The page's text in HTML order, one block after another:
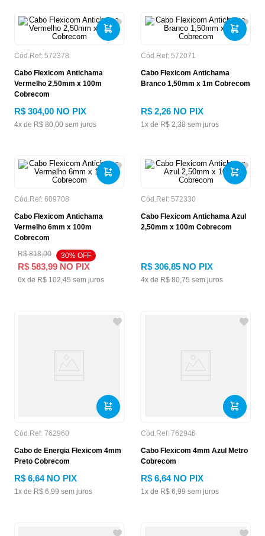
Cód.Ref: 572378
Cabo Flexicom Antichama
Vermelho 2,50mm x 100m
Cobrecom
R$ 304,00 NO PIX
4x de R$ 80,00 sem juros
Cód.Ref: 572071
Cabo Flexicom Antichama
Branco 1,50mm x 1m Cobrecom
R$ 2,26 NO PIX
1x de R$ 2,38 sem juros
Cód.Ref: 609708
Cabo Flexicom Antichama
Vermelho 6mm x 100m
Cobrecom
R$ 818,00 30% OFF
R$ 583,99 NO PIX
6x de R$ 102,45 sem juros
Cód.Ref: 572330
Cabo Flexicom Antichama Azul
2,50mm x 100m Cobrecom
R$ 306,85 NO PIX
4x de R$ 80,75 sem juros
Cód.Ref: 762960
Cabo de Energia Flexicom 4mm
Preto Cobrecom
R$ 6,64NO PIX
1x de R$ 6,99 sem juros
Cód.Ref: 762946
Cabo Flexicom 4mm Azul Metro
Cobrecom
R$ 6,64NO PIX
1x de R$ 6,99 sem juros